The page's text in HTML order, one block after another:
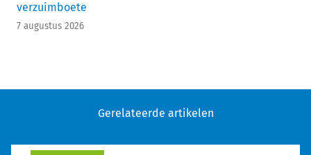
verzuimboete
7 augustus 2026
Gerelateerde artikelen